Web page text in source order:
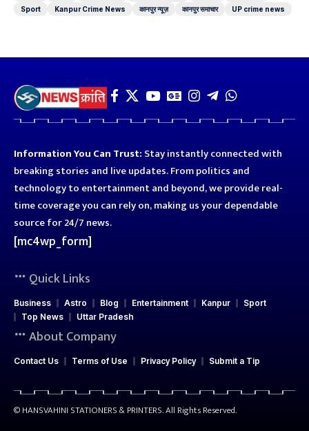
Sport
Kanpur Crime News कानपुर न्यूज़ कानपुर समाचार UP crime news
Information You Can Trust: Stay instantly connected with
breaking stories and live updates. From politics and
technology to entertainment and beyond, we provide real-
time coverage you can rely on, making us your dependable
source for 24/7 news.
[mc4wp_form]
Quick Links
Business Astro Blog Entertainment Kanpur
Sport
Top News
Uttar Pradesh
About Company
Contact Us Terms of Use Privacy Policy Submit a Tip
© HANSVAHINI STATIONERS & PRINTERS. All Rights Reserved.